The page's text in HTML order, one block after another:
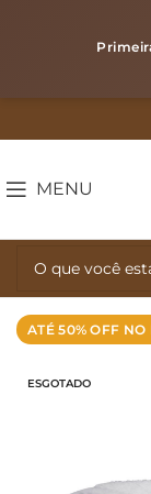
MENU
ATÉ 50% OFF NO
ESGOTADO